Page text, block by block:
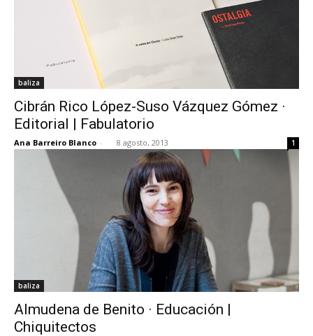
baliza
Cibrán Rico López-Suso Vázquez Gómez ·
Editorial | Fabulatorio
Ana Barreiro Blanco - 8 agosto, 2013 1
baliza
Almudena de Benito · Educación |
Chiquitectos